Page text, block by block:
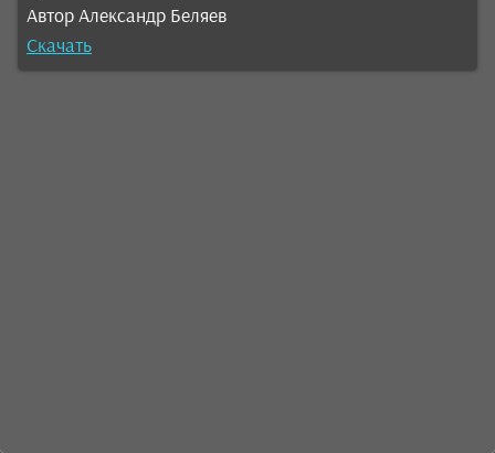
Автор Александр Беляев
Скачать